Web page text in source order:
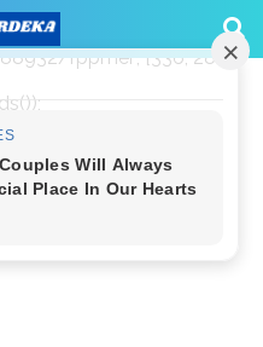
|| {cmd: []};
{
rppmer', [336, 280],